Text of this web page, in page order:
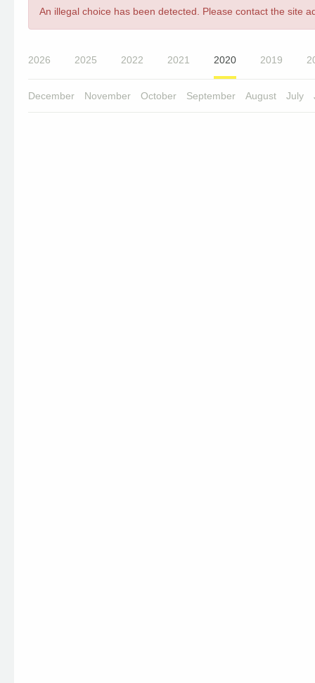
Error
An illegal choice has been detected. Please contact the site
2026 2025 2022 2021 2020 2019
December November October September August July